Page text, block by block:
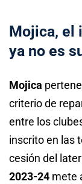
Mojica, el
ya no es
Mojica
criterio de
entre los
inscrito en las
cesión del
2023-24 mete